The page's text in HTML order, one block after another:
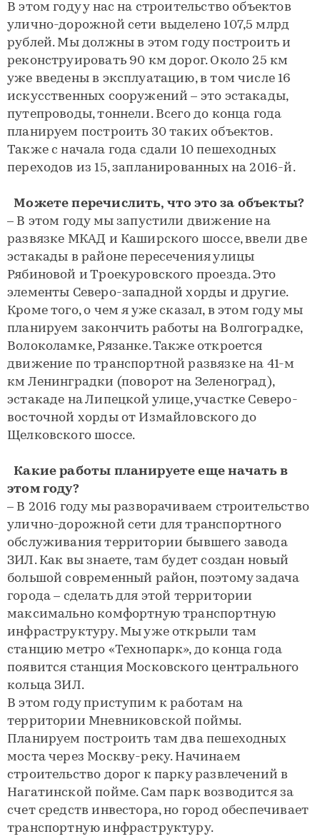
В этом году у нас на строительство объектов
улично-дорожной сети выделено 107,5 млрд
рублей. Мы должны в этом году построить и
реконструировать 90 км дорог. Около 25 км
уже введены в эксплуатацию, в том числе 16
искусственных сооружений – это эстакады,
путепроводы, тоннели. Всего до конца года
планируем построить 30 таких объектов.
Также с начала года сдали 10 пешеходных
переходов из 15, запланированных на 2016-й.
Можете перечислить, что это за объекты?
– В этом году мы запустили движение на
развязке МКАД и Каширского шоссе, ввели две
эстакады в районе пересечения улицы
Рябиновой и Троекуровского проезда. Это
элементы Северо-западной хорды и другие.
Кроме того, о чем я уже сказал, в этом году мы
планируем закончить работы на Волгоградке,
Волоколамке, Рязанке. Также откроется
движение по транспортной развязке на 41-м
км Ленинградки (поворот на Зеленоград),
эстакаде на Липецкой улице, участке Северо-
восточной хорды от Измайловского до
Щелковского шоссе.
Какие работы планируете еще начать в
этом году?
– В 2016 году мы разворачиваем строительство
улично-дорожной сети для транспортного
обслуживания территории бывшего завода
ЗИЛ. Как вы знаете, там будет создан новый
большой современный район, поэтому задача
города – сделать для этой территории
максимально комфортную транспортную
инфраструктуру. Мы уже открыли там
станцию метро «Технопарк», до конца года
появится станция Московского центрального
кольца ЗИЛ.
В этом году приступим к работам на
территории Мневниковской поймы.
Планируем построить там два пешеходных
моста через Москву-реку. Начинаем
строительство дорог к парку развлечений в
Нагатинской пойме. Сам парк возводится за
счет средств инвестора, но город обеспечивает
транспортную инфраструктуру.